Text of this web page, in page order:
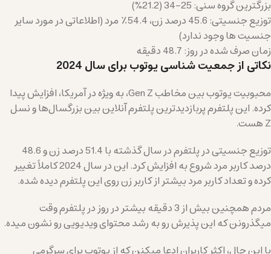
بزرگترین گروه سنی: 25-34 (21.2%)
توزیع جنسیتی: 45.6 درصد زن، 54.4٪ مرد (اطلاعاتی در مورد سایر
جنسیت ها وجود ندارد)
زمان صرف شده در روز: 48.7 دقیقه
نکاتی از جمعیت شناسی یوتوب برای سال 2024
محبوبیت یوتوب بین مخاطب Gen Z، به ویژه در آمریکا، افزایش پیدا
کرده. این پلتفرم پربازدیدترین پلتفرم آنلاین بین بزرگسال‌ها و نسل
Z هست.
توزیع جنسیتی در پلتفرم در سال گذشته با 51.4 درصد زن و 48.6
درصد کاربر مرد شروع به افزایش کرد. این در سال 2024 کاملاً تغییر
کرده و تعداد کاربر مرد بیشتر از کاربر زن روی این پلتفرم دیده شده.
مردم همچنین بیش از 3 دقیقه بیشتر در روز در پلتفرم وقت
میگذرونن که این پذیرش رو به رشد محتوای ویدیویی رو نشون میده.
با این حال، اکثر کاربران ادعا میکنن که از یوتوب برای سرگرمی